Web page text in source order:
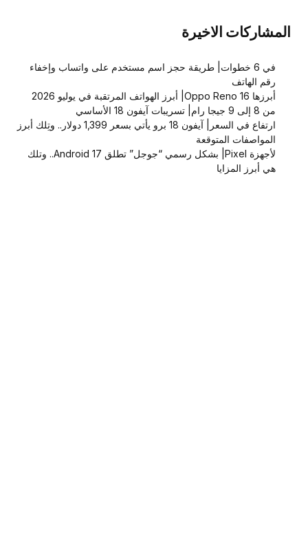
المشاركات الاخيرة
في 6 خطوات| طريقة حجز اسم مستخدم على واتساب وإخفاء
رقم الهاتف
أبرزها Oppo Reno 16| أبرز الهواتف المرتقبة في يوليو 2026
من 8 إلى 9 جيجا رام| تسريبات آيفون 18 الأساسي
ارتفاع في السعر| آيفون 18 برو يأتي بسعر 1,399 دولار.. وتِلك أبرز
المواصفات المتوقعة
لأجهزة Pixel| بشكل رسمي “جوجل” تطلق Android 17.. وتلك
هي أبرز المزايا